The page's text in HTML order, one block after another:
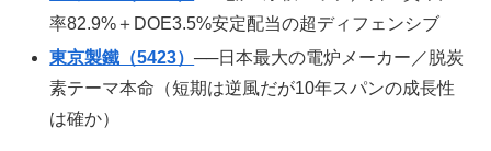
率82.9%＋DOE3.5%安定配当の超ディフェンシブ
東京製鐵（5423）──日本最大の電炉メーカー／脱炭
素テーマ本命（短期は逆風だが10年スパンの成長性
は確か）